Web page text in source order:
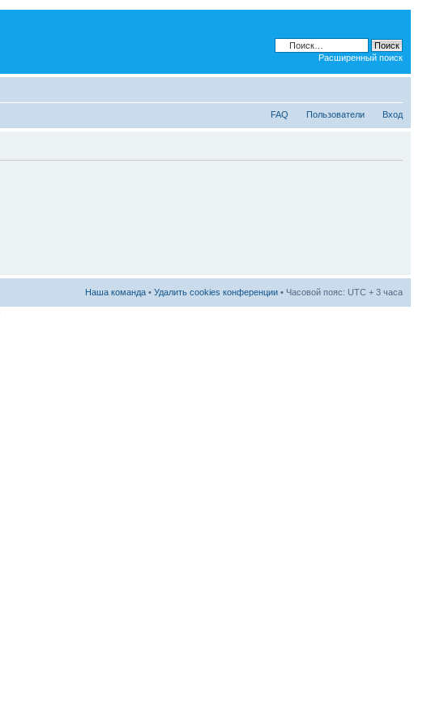
Расширенный поиск
FAQ Пользователи Вход
Наша команда • Удалить cookies конференции • Часовой пояс: UTC + 3 часа